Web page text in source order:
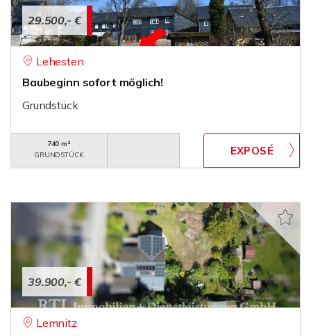
29.500,- €
Lehesten
Baubeginn sofort möglich!
Grundstück
740 m²
GRUNDSTÜCK
39.900,- €
Lemnitz